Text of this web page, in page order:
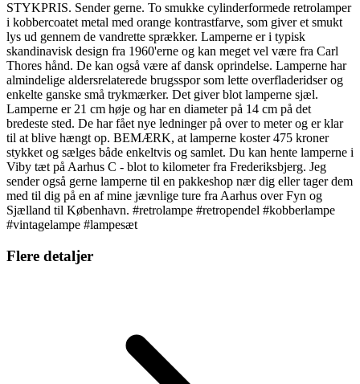
STYKPRIS. Sender gerne. To smukke cylinderformede retrolamper
i kobbercoatet metal med orange kontrastfarve, som giver et smukt
lys ud gennem de vandrette sprækker. Lamperne er i typisk
skandinavisk design fra 1960'erne og kan meget vel være fra Carl
Thores hånd. De kan også være af dansk oprindelse. Lamperne har
almindelige aldersrelaterede brugsspor som lette overfladeridser og
enkelte ganske små trykmærker. Det giver blot lamperne sjæl.
Lamperne er 21 cm høje og har en diameter på 14 cm på det
bredeste sted. De har fået nye ledninger på over to meter og er klar
til at blive hængt op. BEMÆRK, at lamperne koster 475 kroner
stykket og sælges både enkeltvis og samlet. Du kan hente lamperne i
Viby tæt på Aarhus C - blot to kilometer fra Frederiksbjerg. Jeg
sender også gerne lamperne til en pakkeshop nær dig eller tager dem
med til dig på en af mine jævnlige ture fra Aarhus over Fyn og
Sjælland til København. #retrolampe #retropendel #kobberlampe
#vintagelampe #lampesæt
Flere detaljer